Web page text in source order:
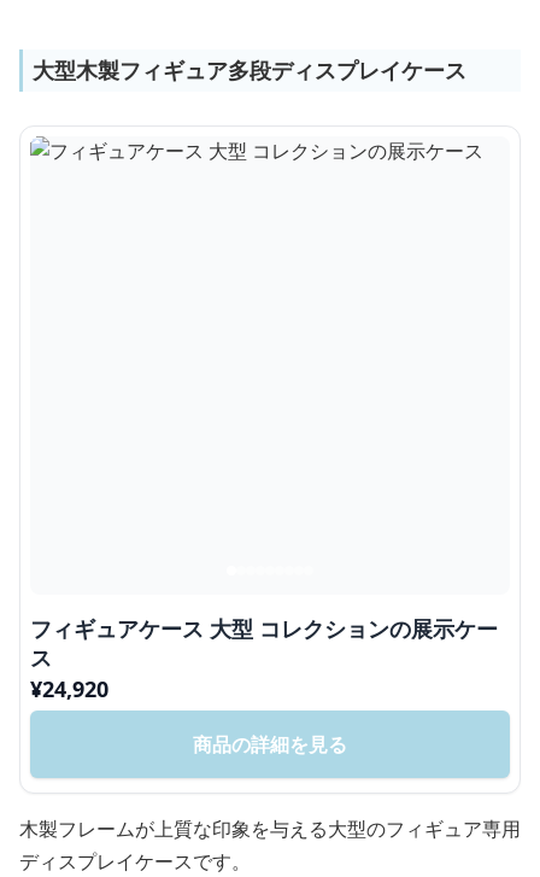
大型木製フィギュア多段ディスプレイケース
フィギュアケース 大型 コレクションの展示ケー
ス
¥24,920
商品の詳細を見る
木製フレームが上質な印象を与える大型のフィギュア専用
ディスプレイケースです。